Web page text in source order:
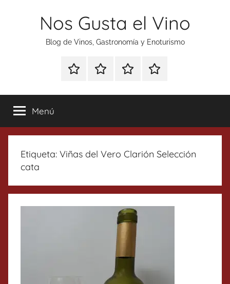
Nos Gusta el Vino
Blog de Vinos, Gastronomía y Enoturismo
Especial
Tonics
Enoturismo
Gastronomía
RankingContacto
Menú
Etiqueta: Viñas del Vero Clarión Selección
cata